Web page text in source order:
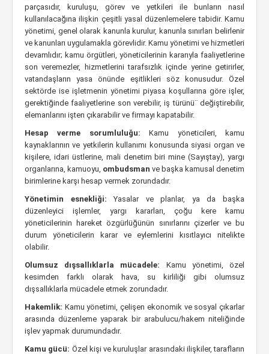
parçasıdır, kuruluşu, görev ve yetkileri ile bunların nasıl
kullanılacağına ilişkin çeşitli yasal düzenlemelere tabidir. Kamu
yönetimi, genel olarak kanunla kurulur, kanunla sınırları belirlenir
ve kanunları uygulamakla görevlidir. Kamu yönetimi ve hizmetleri
devamlıdır; kamu örgütleri, yöneticilerinin kararıyla faaliyetlerine
son veremezler, hizmetlerini tarafsızlık içinde yerine getirirler,
vatandaşların yasa önünde eşitlikleri söz konusudur. Özel
sektörde ise işletmenin yönetimi piyasa koşullarına göre işler,
gerektiğinde faaliyetlerine son verebilir, iş türünü¨ değiştirebilir,
elemanlarını işten çıkarabilir ve firmayı kapatabilir.
Hesapverme sorumluluğu:Kamu yöneticileri, kamu
kaynaklarının ve yetkilerin kullanımı konusunda siyasi organ ve
kişilere, idari üstlerine, mali denetim biri mine (Sayıştay), yargı
organlarına, kamuoyu, ombudsman ve başka kamusal denetim
birimlerine karşı hesap vermek zorundadır.
Yönetimin esnekliği:Yasalar ve planlar, ya da başka
düzenleyici işlemler, yargı kararları, çoğu kere kamu
yöneticilerinin hareket özgürlüğünün sınırlarını çizerler ve bu
durum yöneticilerin karar ve eylemlerini kısıtlayıcı nitelikte
olabilir.
Olumsuz dışsallıklarla mücadele: Kamu yönetimi, özel
kesimden farklı olarak hava, su kirliliği gibi olumsuz
dışsallıklarla mücadele etmek zorundadır.
Hakemlik: Kamu yönetimi, çelişen ekonomik ve sosyal çıkarlar
arasında düzenleme yaparak bir arabulucu/hakem niteliğinde
işlev yapmak durumundadır.
Kamu gücü: Özel kişi ve kuruluşlar arasındaki ilişkiler, tarafların